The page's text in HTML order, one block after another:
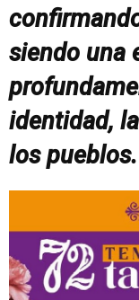
siendo una
identidad,
los pueblos.